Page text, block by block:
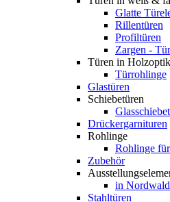
Glatte
Rillentüren
Profiltüren
Zargen -
Türen in Holzoptik
Türrohlinge
Glastüren
Schiebetüren
Drückergarnituren
Rohlinge
Rohlinge
Zubehör
in
Stahltüren